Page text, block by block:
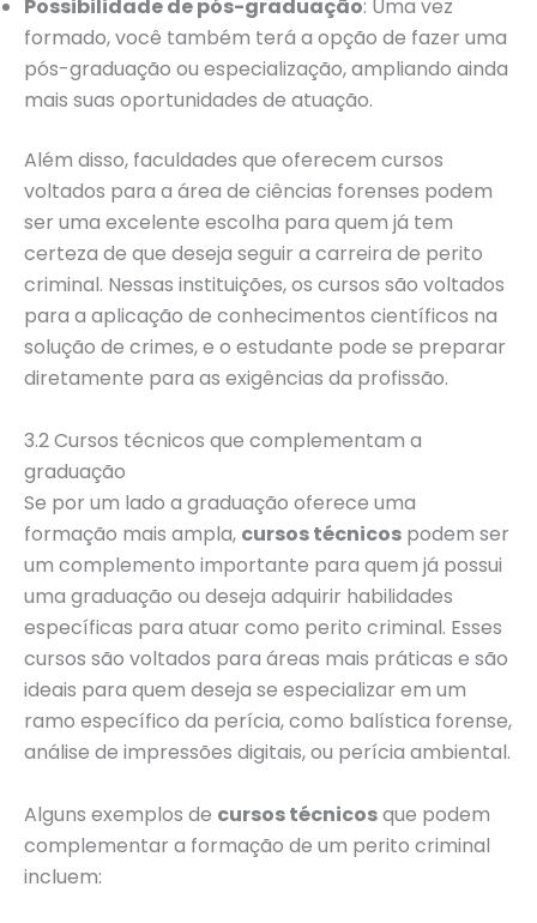
Possibilidade de pós-graduação: Uma vez
formado, você também terá a opção de fazer uma
pós-graduação ou especialização, ampliando ainda
mais suas oportunidades de atuação.
Além disso, faculdades que oferecem cursos
voltados para a área de ciências forenses podem
ser uma excelente escolha para quem já tem
certeza de que deseja seguir a carreira de perito
criminal. Nessas instituições, os cursos são voltados
para a aplicação de conhecimentos científicos na
solução de crimes, e o estudante pode se preparar
diretamente para as exigências da profissão.
3.2 Cursos técnicos que complementam a
graduação
Se por um lado a graduação oferece uma
formação mais ampla, cursos técnicos podem ser
um complemento importante para quem já possui
uma graduação ou deseja adquirir habilidades
específicas para atuar como perito criminal. Esses
cursos são voltados para áreas mais práticas e são
ideais para quem deseja se especializar em um
ramo específico da perícia, como balística forense,
análise de impressões digitais, ou perícia ambiental.
Alguns exemplos de cursos técnicosque podem
complementar a formação de um perito criminal
incluem: